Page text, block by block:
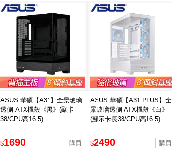
ASUS 華碩【A31】全景玻璃
透側 ATX機殼《黑》(顯卡
38/CPU高16.5)
$1690
ASUS 華碩【A31 PLUS】全
景玻璃透側 ATX機殼《白》
(顯示卡長38/CPU高16.5)
$2490